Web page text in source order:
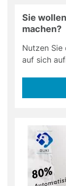
Sie
machen?
Nutzen
auf sich